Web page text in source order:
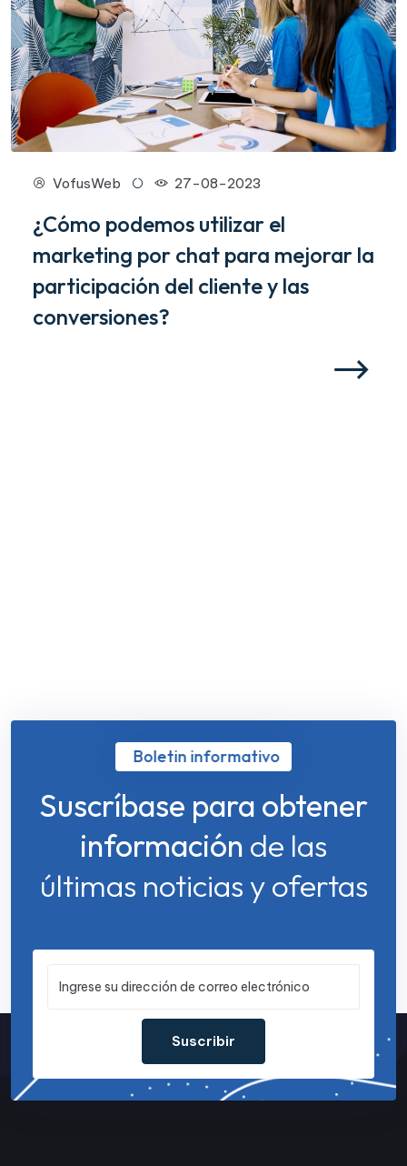
VofusWeb 27-08-2023
¿Cómo podemos utilizar el
marketing por chat para mejorar la
participación del cliente y las
conversiones?
Boletin informativo
Suscríbase para obtener
información de las
últimas noticias y ofertas
Suscribir